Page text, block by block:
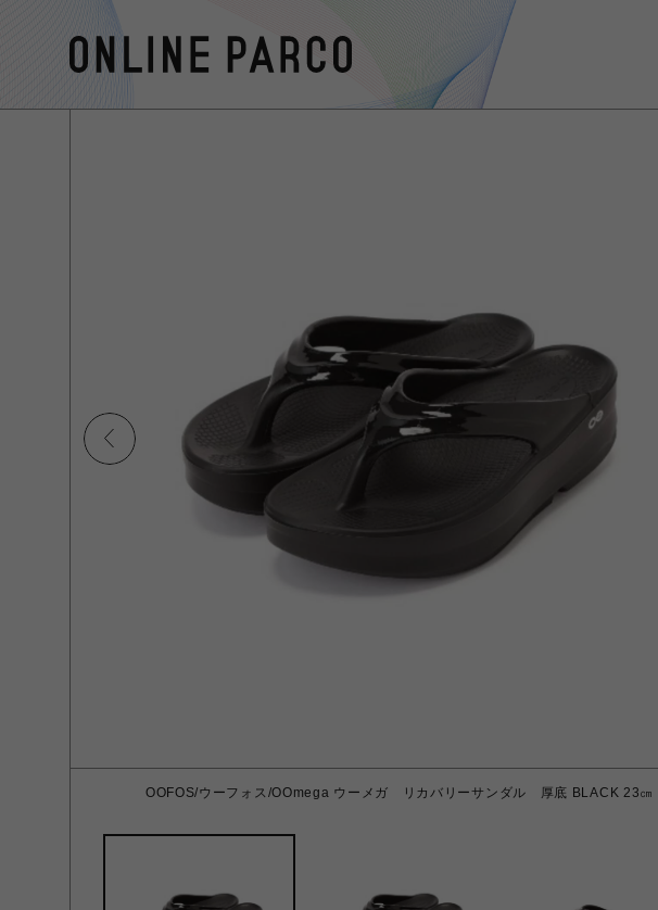
OOFOS/ウーフォス/OOmega ウーメガ リカバリーサンダル 厚底 BLACK 23㎝